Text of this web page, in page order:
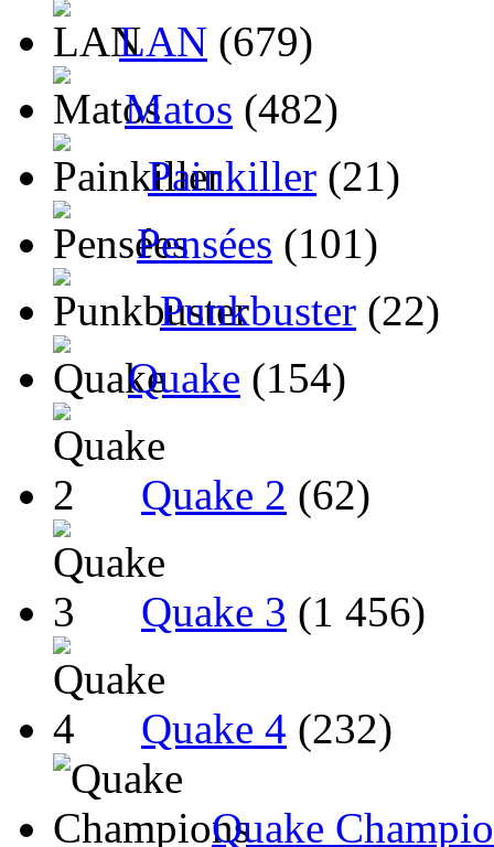
LAN (679)
Matos (482)
Painkiller (21)
Pensées (101)
Punkbuster (22)
Quake (154)
Quake 2 (62)
Quake 3 (1 456)
Quake 4 (232)
Quake